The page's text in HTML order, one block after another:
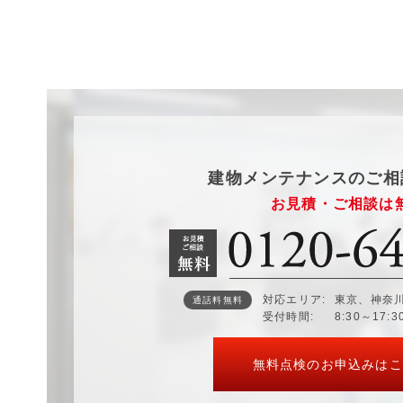
建物メンテナンスのご
お見積・ご相談は
通話料無料 対応エリア
東京、神奈
受付時間
8:30～
無料点検のお申込みは